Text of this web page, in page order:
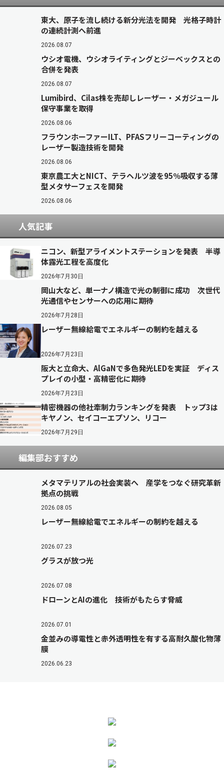
東大、原子を流し続ける新分光法を開発 光格子時計
の連続計測へ前進
2026.08.07
ウシオ電機、ウシオライティングとジーベックスとの
合併を発表
2026.08.07
Lumibird、Cilas株を売却しレーザー・メガジュール
保守事業を取得
2026.08.06
フラウンホーファーILT、PFASフリーコーティングの
レーザー製造技術を開発
2026.08.06
東京農工大とNICT、テラヘルツ波を95％吸収する薄
型メタサーフェスを開発
2026.08.06
人気記事
ニコン、新型アライメントステーションを発表 半導
体露光工程を高度化
2026年7月30日
岡山大など、単一ナノ構造で光の制御に成功 次世代
光通信やセンサーへの応用に期待
2026年7月28日
レーザー無線給電でエネルギーの制約を越える
2026年7月23日
阪大と立命大、AlGaNで多色発光LEDを実証 ディス
プレイの小型・高精密化に期待
2026年7月23日
精密機器の他社牽制力ランキングを発表 トップ3は
キヤノン、セイコーエプソン、リコー
2026年7月29日
編集部おすすめ
メタマテリアルの社会実装へ 産学をつなぐ研究革新
拠点の挑戦
2026.08.05
レーザー無線給電でエネルギーの制約を越える
2026.07.23
グラスが放つ光
2026.07.08
ドローンとAIの進化 技術がもたらす脅威
2026.07.01
金並みの導電性と赤外透明性を有する高耐久酸化物薄
膜
2026.06.23